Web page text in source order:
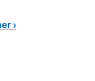
›